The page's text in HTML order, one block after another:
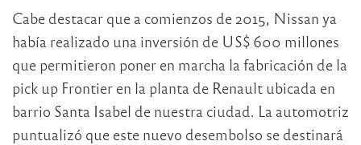
Cabe destacar que a comienzos de 2015, Nissan ya
había realizado una inversión de US$ 600 millones
que permitieron poner en marcha la fabricación de la
pick up Frontier en la planta de Renault ubicada en
barrio Santa Isabel de nuestra ciudad. La automotriz
puntualizó que este nuevo desembolso se destinará